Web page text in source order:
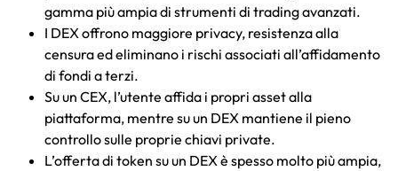
gamma più ampia di strumenti di trading avanzati.
I DEX offrono maggiore privacy, resistenza alla
censura ed eliminano i rischi associati all’affidamento
di fondi a terzi.
Su un CEX, l’utente affida i propri asset alla
piattaforma, mentre su un DEX mantiene il pieno
controllo sulle proprie chiavi private.
L’offerta di token su un DEX è spesso molto più ampia,